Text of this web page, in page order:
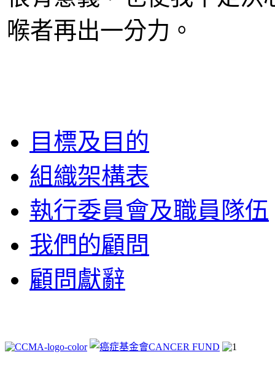
喉者再出一分力。
目標及目的
組織架構表
執行委員會及職員隊伍
我們的顧問
顧問獻辭